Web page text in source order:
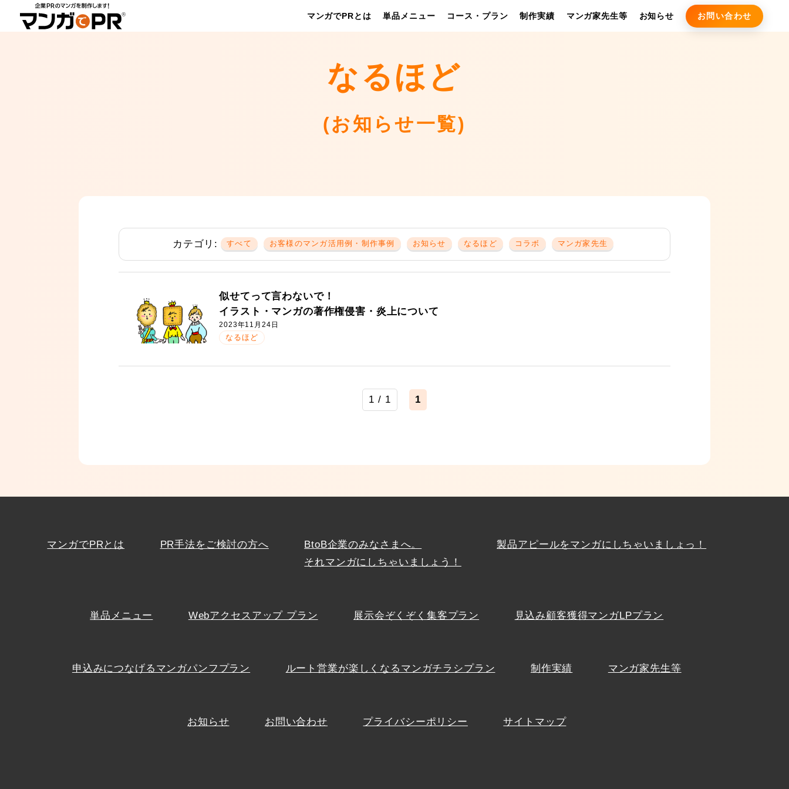
マンガでPRとは 単品メニュー コース・プラン 制作実績 マンガ家先生等 お知らせ お問い合わせ
なるほど
(お知らせ一覧)
カテゴリ: すべて お客様のマンガ活用例・制作事例 お知らせ なるほど コラボ マンガ家先生
似せてって言わないで！
イラスト・マンガの著作権侵害・炎上について
2023年11月24日
なるほど
1 / 1 1
マンガでPRとは PR手法をご検討の方へ
BtoB企業のみなさまへ。
それマンガにしちゃいましょう！
製品アピールをマンガにしちゃいましょっ！
単品メニュー Webアクセスアップ プラン 展示会ぞくぞく集客プラン 見込み顧客獲得マンガLPプラン
申込みにつなげるマンガパンフプラン ルート営業が楽しくなるマンガチラシプラン 制作実績 マンガ家先生等
お知らせ お問い合わせ プライバシーポリシー サイトマップ